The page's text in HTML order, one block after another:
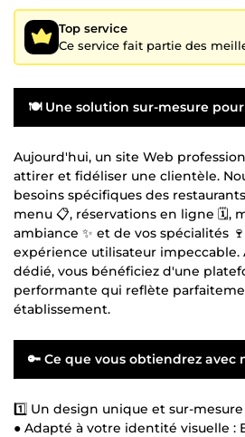
Top service
Ce service fait partie des
🍽️ Une solution sur-mesure
Aujourd'hui, un site Web
attirer et fidéliser une clientèle.
besoins spécifiques des
menu 📋, réservations en ligne 🗓️,
ambiance ✨ et de vos spécialités
expérience utilisateur impeccable.
dédié, vous bénéficiez d'une
performante qui reflète
établissement.
🔑 Ce que vous obtiendrez avec
1️⃣ Un design unique et sur-mesure
● Adapté à votre identité visuelle :